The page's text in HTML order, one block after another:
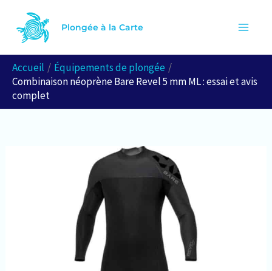
contenu
Plongée à la Carte
Accueil
Équipements de plongée
Combinaison néoprène Bare Revel 5 mm ML : essai et avis
complet
e
h
e
r